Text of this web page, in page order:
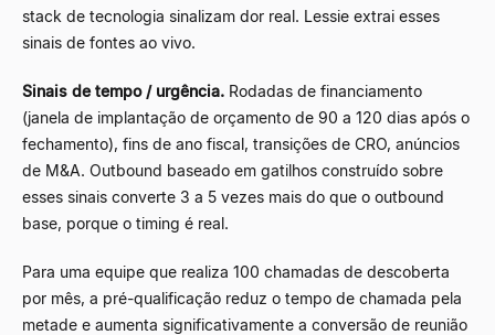
stack de tecnologia sinalizam dor real. Lessie extrai esses
sinais de fontes ao vivo.
Sinais de tempo / urgência. Rodadas de financiamento
(janela de implantação de orçamento de 90 a 120 dias após o
fechamento), fins de ano fiscal, transições de CRO, anúncios
de M&A. Outbound baseado em gatilhos construído sobre
esses sinais converte 3 a 5 vezes mais do que o outbound
base, porque o timing é real.
Para uma equipe que realiza 100 chamadas de descoberta
por mês, a pré-qualificação reduz o tempo de chamada pela
metade e aumenta significativamente a conversão de reunião